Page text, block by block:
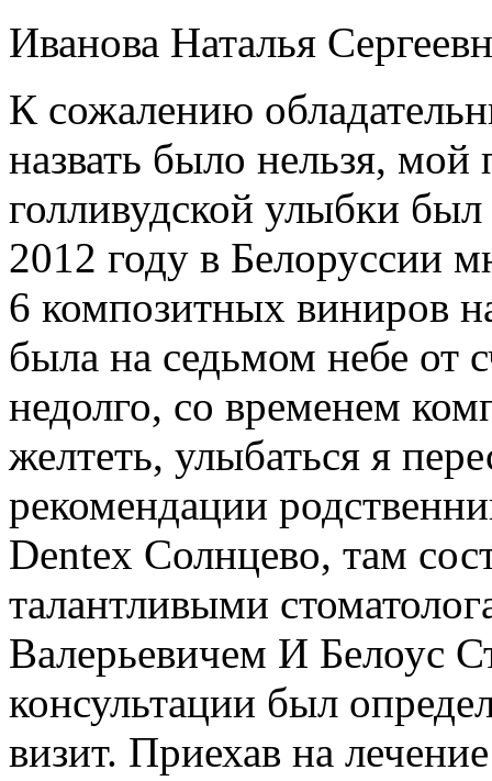
Иванова Наталья
К сожалению
назвать было нельзя,
голливудской улыбки
2012 году в Белоруссии
6 композитных виниров
была на седьмом небе от
недолго, со временем
желтеть, улыбаться я
рекомендации
Dentex Солнцево, там
талантливыми
Валерьевичем И Белоус
консультации был
визит. Приехав на